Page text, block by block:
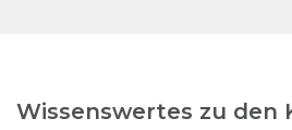
Wissenswertes zu den